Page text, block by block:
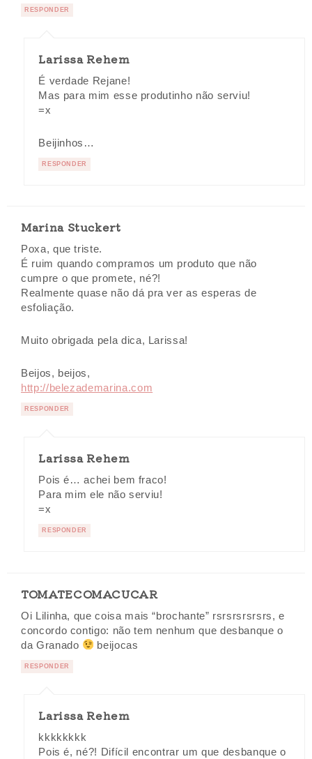
RESPONDER
Larissa Rehem
É verdade Rejane!
Mas para mim esse produtinho não serviu!
=x
Beijinhos…
RESPONDER
Marina Stuckert
Poxa, que triste.
É ruim quando compramos um produto que não
cumpre o que promete, né?!
Realmente quase não dá pra ver as esperas de
esfoliação.
Muito obrigada pela dica, Larissa!
Beijos, beijos,
http://belezademarina.com
RESPONDER
Larissa Rehem
Pois é… achei bem fraco!
Para mim ele não serviu!
=x
RESPONDER
TOMATECOMACUCAR
Oi Lilinha, que coisa mais “brochante” rsrsrsrsrsrs, e
concordo contigo: não tem nenhum que desbanque o
da Granado
beijocas
RESPONDER
Larissa Rehem
kkkkkkkk
Pois é, né?! Difícil encontrar um que desbanque o